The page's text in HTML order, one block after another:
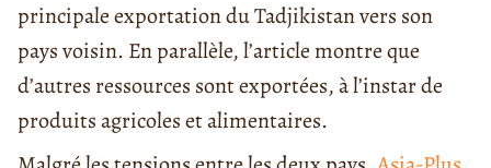
principale exportation du Tadjikistan vers son
pays voisin. En parallèle, l’article montre que
d’autres ressources sont exportées, à l’instar de
produits agricoles et alimentaires.